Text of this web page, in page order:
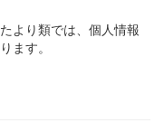
より類では、個人情報
ます。